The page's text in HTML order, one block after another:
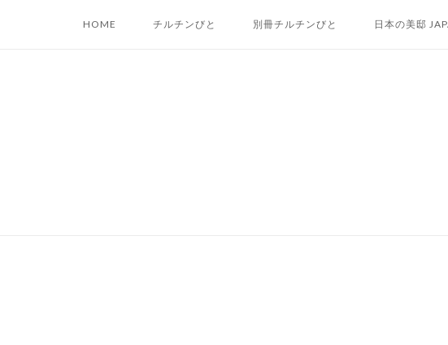
HOME チルチンびと 別冊チルチンびと 日本の美邸